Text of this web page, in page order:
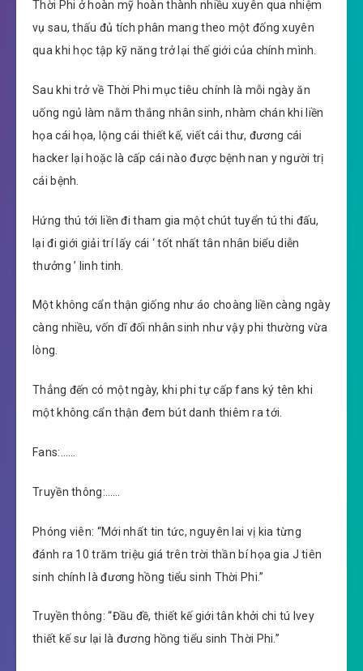
Thời Phi ở hoàn mỹ hoàn thành nhiều xuyên qua nhiệm
vụ sau, thấu đủ tích phân mang theo một đống xuyên
qua khi học tập kỹ năng trở lại thế giới của chính mình.
Sau khi trở về Thời Phi mục tiêu chính là mỗi ngày ăn
uống ngủ làm nằm thắng nhân sinh, nhàm chán khi liền
họa cái họa, lộng cái thiết kế, viết cái thư, đương cái
hacker lại hoặc là cấp cái nào được bệnh nan y người trị
cái bệnh.
Hứng thú tới liền đi tham gia một chút tuyển tú thi đấu,
lại đi giới giải trí lấy cái ‘ tốt nhất tân nhân biểu diễn
thưởng ’ linh tinh.
Một không cẩn thận giống như áo choàng liền càng ngày
càng nhiều, vốn dĩ đối nhân sinh như vậy phi thường vừa
lòng.
Thẳng đến có một ngày, khi phi tự cấp fans ký tên khi
một không cẩn thận đem bút danh thiêm ra tới.
Fans:……
Truyền thông:……
Phóng viên: “Mới nhất tin tức, nguyên lai vị kia từng
đánh ra 10 trăm triệu giá trên trời thần bí họa gia J tiên
sinh chính là đương hồng tiểu sinh Thời Phi.”
Truyền thông: “Đầu đề, thiết kế giới tân khởi chi tú Ivey
thiết kế sư lại là đương hồng tiểu sinh Thời Phi.”